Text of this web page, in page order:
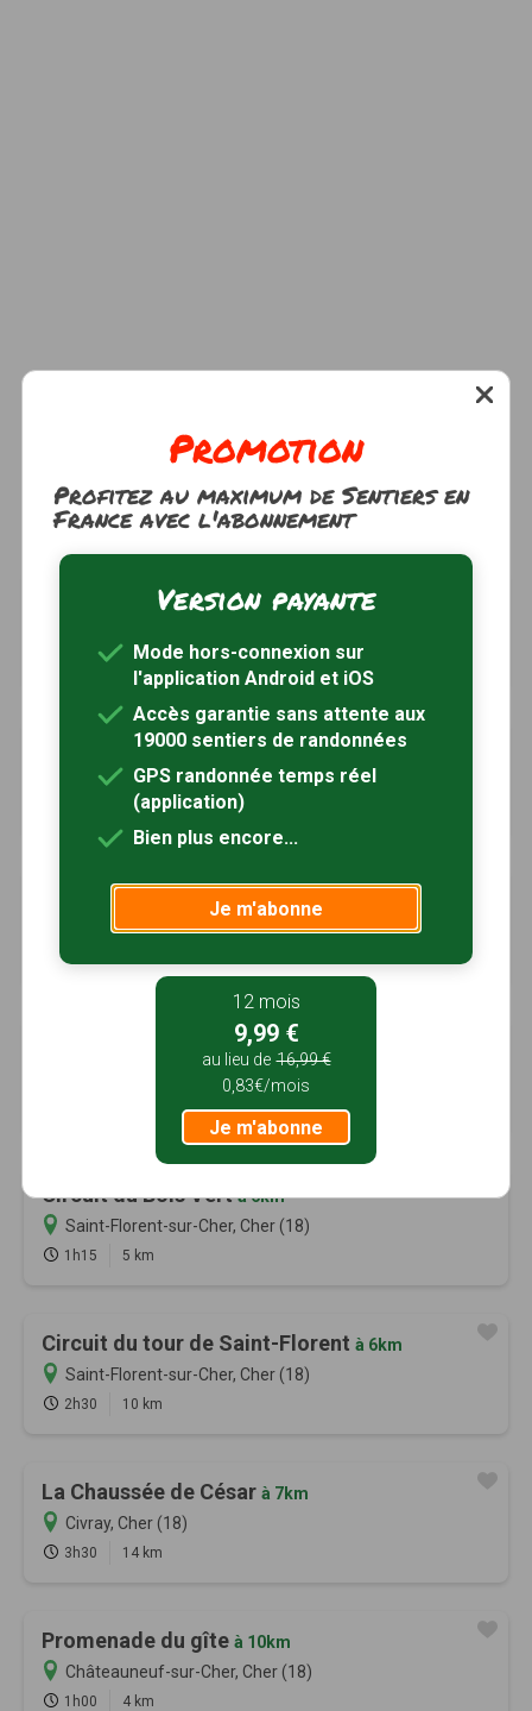
Circuit des Rosièresà 1km
15 km
Circuit de Luneretteà 1km
Lunery, Cher (18)
14 km
Circuit de la Croix St-Firmin
Primelles, Cher (18)
2h30
à 5km
Saint-Caprais, Cher (18)
Circuit du Bois Vertà 6km
Saint-Florent-sur-Cher, Cher (18)
1h15 5 km
Circuit du tour de Saint-Florent à 6km
Saint-Florent-sur-Cher, Cher (18)
2h30 10 km
La Chaussée de César à 7km
Civray, Cher (18)
3h30 14 km
Promenade du gîte à 10km
Châteauneuf-sur-Cher, Cher (18)
1h00 4 km
Promotion
Profitez au maximum de Sentiers en
France avec l'abonnement
Version payante
Mode hors-connexion sur
l'application Android et iOS
Accès garantie sans attente aux
19000 sentiers de randonnées
GPS randonnée temps réel
(application)
Bien plus encore...
Je m'abonne
12 mois
9,99 €
au lieu de 16,99 €
0,83€/mois
Je m'abonne